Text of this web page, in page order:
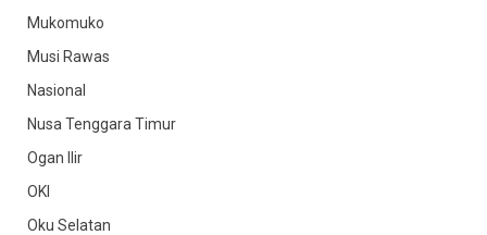
Mukomuko
Musi Rawas
Nasional
Nusa Tenggara Timur
Ogan Ilir
OKI
Oku Selatan